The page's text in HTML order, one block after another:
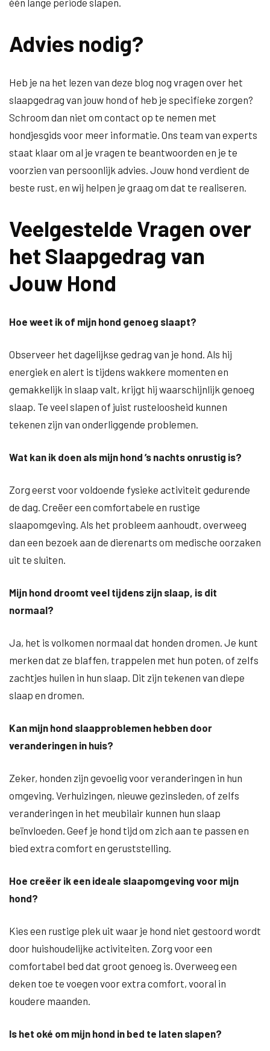
één lange periode slapen.
Advies nodig?
Heb je na het lezen van deze blog nog vragen over het
slaapgedrag van jouw hond of heb je specifieke zorgen?
Schroom dan niet om contact op te nemen met
hondjesgids voor meer informatie. Ons team van experts
staat klaar om al je vragen te beantwoorden en je te
voorzien van persoonlijk advies. Jouw hond verdient de
beste rust, en wij helpen je graag om dat te realiseren.
Veelgestelde Vragen over
het Slaapgedrag van
Jouw Hond
Hoe weet ik of mijn hond genoeg slaapt?
Observeer het dagelijkse gedrag van je hond. Als hij
energiek en alert is tijdens wakkere momenten en
gemakkelijk in slaap valt, krijgt hij waarschijnlijk genoeg
slaap. Te veel slapen of juist rusteloosheid kunnen
tekenen zijn van onderliggende problemen.
Wat kan ik doen als mijn hond ’s nachts onrustig is?
Zorg eerst voor voldoende fysieke activiteit gedurende
de dag. Creëer een comfortabele en rustige
slaapomgeving. Als het probleem aanhoudt, overweeg
dan een bezoek aan de dierenarts om medische oorzaken
uit te sluiten.
Mijn hond droomt veel tijdens zijn slaap, is dit
normaal?
Ja, het is volkomen normaal dat honden dromen. Je kunt
merken dat ze blaffen, trappelen met hun poten, of zelfs
zachtjes huilen in hun slaap. Dit zijn tekenen van diepe
slaap en dromen.
Kan mijn hond slaapproblemen hebben door
veranderingen in huis?
Zeker, honden zijn gevoelig voor veranderingen in hun
omgeving. Verhuizingen, nieuwe gezinsleden, of zelfs
veranderingen in het meubilair kunnen hun slaap
beïnvloeden. Geef je hond tijd om zich aan te passen en
bied extra comfort en geruststelling.
Hoe creëer ik een ideale slaapomgeving voor mijn
hond?
Kies een rustige plek uit waar je hond niet gestoord wordt
door huishoudelijke activiteiten. Zorg voor een
comfortabel bed dat groot genoeg is. Overweeg een
deken toe te voegen voor extra comfort, vooral in
koudere maanden.
Is het oké om mijn hond in bed te laten slapen?